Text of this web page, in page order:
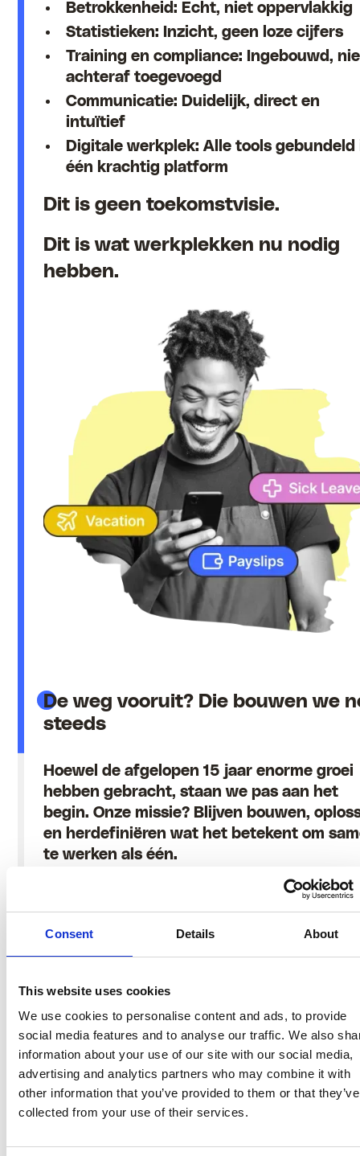
Consent Details About
This website uses cookies
We use cookies to personalise content and ads, to provide
social media features and to analyse our traffic. We also
information about your use of our site with our social media,
advertising and analytics partners who may combine it with
other information that you’ve provided to them or that they’ve
collected from your use of their services.
Betrokkenheid: Echt, niet oppervlakkig
Statistieken: Inzicht, geen loze cijfers
Training en compliance: Ingebouwd,
achteraf toegevoegd
Communicatie: Duidelijk, direct en
intuïtief
Digitale werkplek: Alle tools gebundeld
één krachtig platform
Dit is geen toekomstvisie.
Dit is wat werkplekken nu nodig
hebben.
De weg vooruit? Die bouwen we
steeds
Hoewel de afgelopen 15 jaar enorme groei
hebben gebracht, staan we pas aan het
begin. Onze missie? Blijven bouwen,
en herdefiniëren wat het betekent om
te werken als één.
“Het is een
marathon, geen
sprint,”